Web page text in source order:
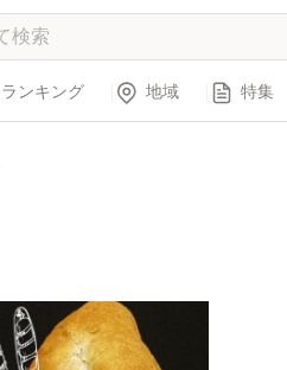
ランキング 地域 特集